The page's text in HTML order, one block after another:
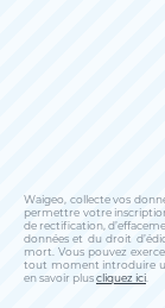
Waigeo, collecte vos
permettre votre inscription
de rectification,
données et du droit
mort. Vous pouvez
tout moment introduire
en savoir pluscliquez ici